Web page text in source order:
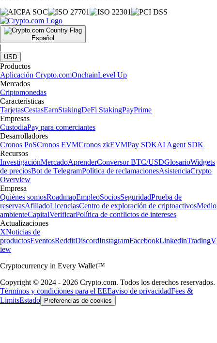
Español
|
USD
Productos
Aplicación Crypto.comOnchainLevel Up
Mercados
Criptomonedas
Características
TarjetasCestasEarnStakingDeFi StakingPayPrime
Empresas
CustodiaPay para comerciantes
Desarrolladores
Cronos PoSCronos EVMCronos zkEVMPay SDKAI Agent SDK
Recursos
InvestigaciónMercadoAprenderConversor BTC/USDGlosarioWidgets
de preciosBot de TelegramPolítica de reclamacionesAsistenciaCrypto
Overview
Empresa
Quiénes somosRoadmapEmpleoSociosSeguridadPrueba de
reservasAfiliadoLicenciasCentro de exploración de criptoactivosMedio
ambienteCapitalVerificarPolítica de conflictos de intereses
Actualizaciones
XNoticias de
productosEventosRedditDiscordInstagramFacebookLinkedinTradingV
iew
Cryptocurrency in Every Wallet™
Copyright © 2024 - 2026 Crypto.com. Todos los derechos reservados.
Términos y condiciones para el EEEaviso de privacidadFees &
LimitsEstado Preferencias de cookies